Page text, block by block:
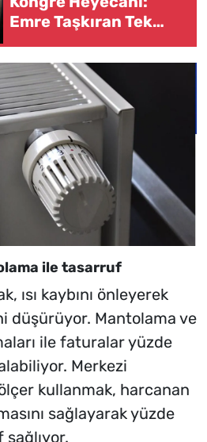
Emre Taşkıran Tek
ile tasarruf
ısı kaybını önleyerek
düşürüyor. Mantolama ve
ile faturalar yüzde
Merkezi
kullanmak, harcanan
sağlayarak yüzde